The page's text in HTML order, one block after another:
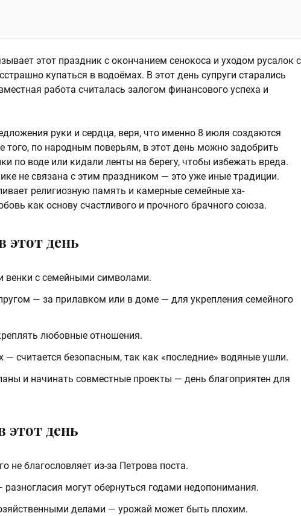
этот праздник с окончанием сенокоса и уходом русалок с
купаться в водоёмах. В этот день супруги старались
работа считалась залогом финансового успеха и
руки и сердца, веря, что именно 8 июля создаются
по народным поверьям, в этот день можно задобрить
по воде или кидали ленты на берегу, чтобы избежать вреда.
не связана с этим праздником — это уже иные традиции.
религиозную память и камерные семейные ха­
как основу счастливого и прочного брачного союза.
этот день
венки с семейными символами.
— за прилавком или в доме — для укрепления семейного
любовные отношения.
— считается безопасным, так как «последние» водяные ушли.
и начинать совместные проекты — день благоприятен для
этот день
не благословляет из-за Петрова поста.
могут обернуться годами недопонимания.
делами — урожай может быть плохим.